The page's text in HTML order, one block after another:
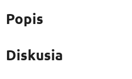
Popis
Diskusia